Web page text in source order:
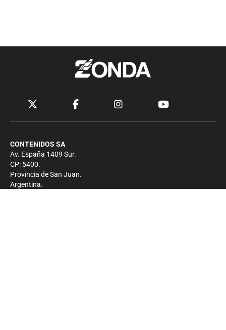
CONTENIDOS SA
Av. España 1409 Sur.
CP: 5400.
Provincia de San Juan.
Argentina.